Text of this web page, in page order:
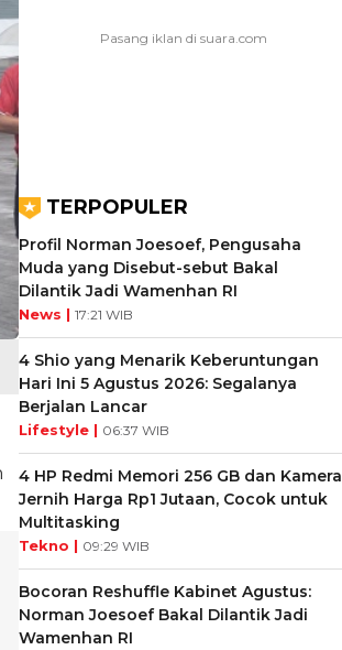
TERPOPULER
Profil Norman Joesoef, Pengusaha
Muda yang Disebut-sebut Bakal
Dilantik Jadi Wamenhan RI
News | 17:21 WIB
4 Shio yang Menarik Keberuntungan
Hari Ini 5 Agustus 2026: Segalanya
Berjalan Lancar
Lifestyle | 06:37 WIB
4 HP Redmi Memori 256 GB dan Kamera
Jernih Harga Rp1 Jutaan, Cocok untuk
Multitasking
Tekno | 09:29 WIB
Bocoran Reshuffle Kabinet Agustus:
Norman Joesoef Bakal Dilantik Jadi
Wamenhan RI